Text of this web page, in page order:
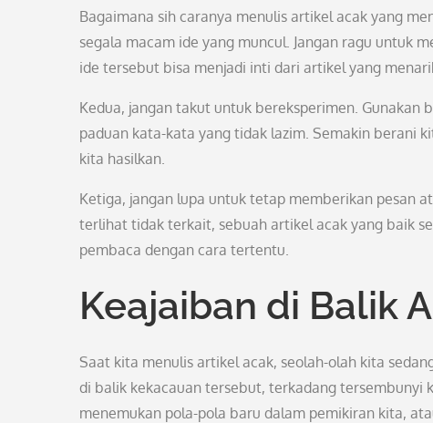
Bagaimana sih caranya menulis artikel acak yang
segala macam ide yang muncul. Jangan ragu untuk
ide tersebut bisa menjadi inti dari artikel yang
Kedua, jangan takut untuk bereksperimen.
paduan kata-kata yang tidak lazim. Semakin berani
kita hasilkan.
Ketiga, jangan lupa untuk tetap memberikan pesan
terlihat tidak terkait, sebuah artikel acak yang baik
pembaca dengan cara tertentu.
Keajaiban di Balik
Saat kita menulis artikel acak, seolah-olah kita
di balik kekacauan tersebut, terkadang tersembunyi
menemukan pola-pola baru dalam pemikiran kita,